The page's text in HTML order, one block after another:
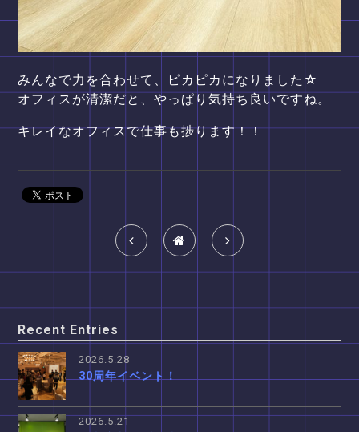
みんなで力を合わせて、ピカピカになりました☆
オフィスが清潔だと、やっぱり気持ち良いですね。
キレイなオフィスで仕事も捗ります！！
Recent Entries
2026.5.28
30周年イベント！
2026.5.21